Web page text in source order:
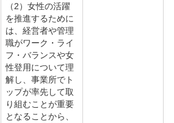
（2）女性の活躍
を推進するために
は、経営者や管理
職がワーク・ライ
フ・バランスや女
性登用について理
解し、事業所でト
ップが率先して取
り組むことが重要
となることから、